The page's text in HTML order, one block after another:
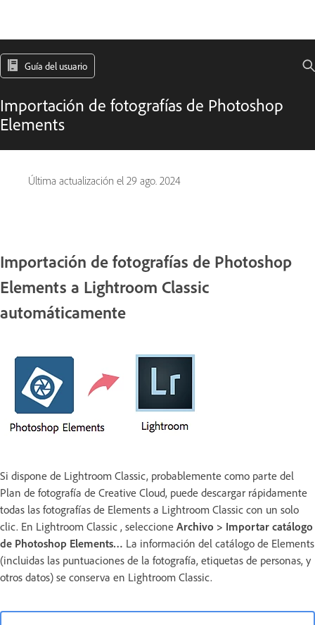
Guía del usuario
Importación de fotografías de Photoshop
Elements
Última actualización el 29 ago. 2024
Importación de fotografías de Photoshop
Elements a Lightroom Classic
automáticamente
Si dispone de Lightroom Classic, probablemente como parte del
Plan de fotografía de Creative Cloud, puede descargar rápidamente
todas las fotografías de Elements a Lightroom Classic con un solo
clic. En Lightroom Classic , seleccione Archivo > Importar catálogo
de Photoshop Elements… La información del catálogo de Elements
(incluidas las puntuaciones de la fotografía, etiquetas de personas, y
otros datos) se conserva en Lightroom Classic.